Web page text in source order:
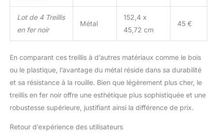
métal. plantes en pot,
treillis de rose, treillis de
treillis en fer forgé, treillis
Multifonction : le treillis
de jardin en métal sur
pour les petits pots de
fleurs et de nombreux
types de plantes
lierre, les roses, les
Lot de 4 Treillis
en fer noir
Métal
152,4 x
45,72 cm
45 €
En comparant ces treillis à d’autres matériaux comme le bois
ou le plastique, l’avantage du métal réside dans sa durabilité
et sa résistance à la rouille. Bien que légèrement plus cher, le
treillis en fer noir offre une esthétique plus sophistiquée et une
robustesse supérieure, justifiant ainsi la différence de prix.
Retour d’expérience des utilisateurs